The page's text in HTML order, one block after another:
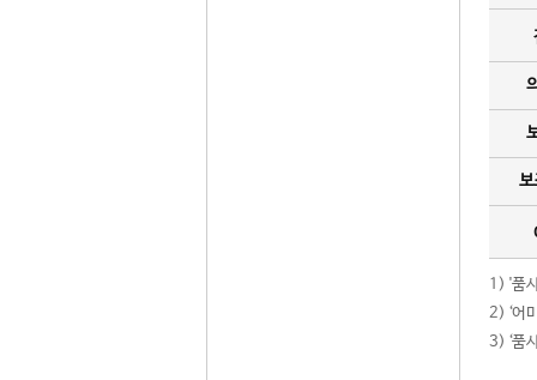
보
1) '품
2) ‘어
3) ‘품